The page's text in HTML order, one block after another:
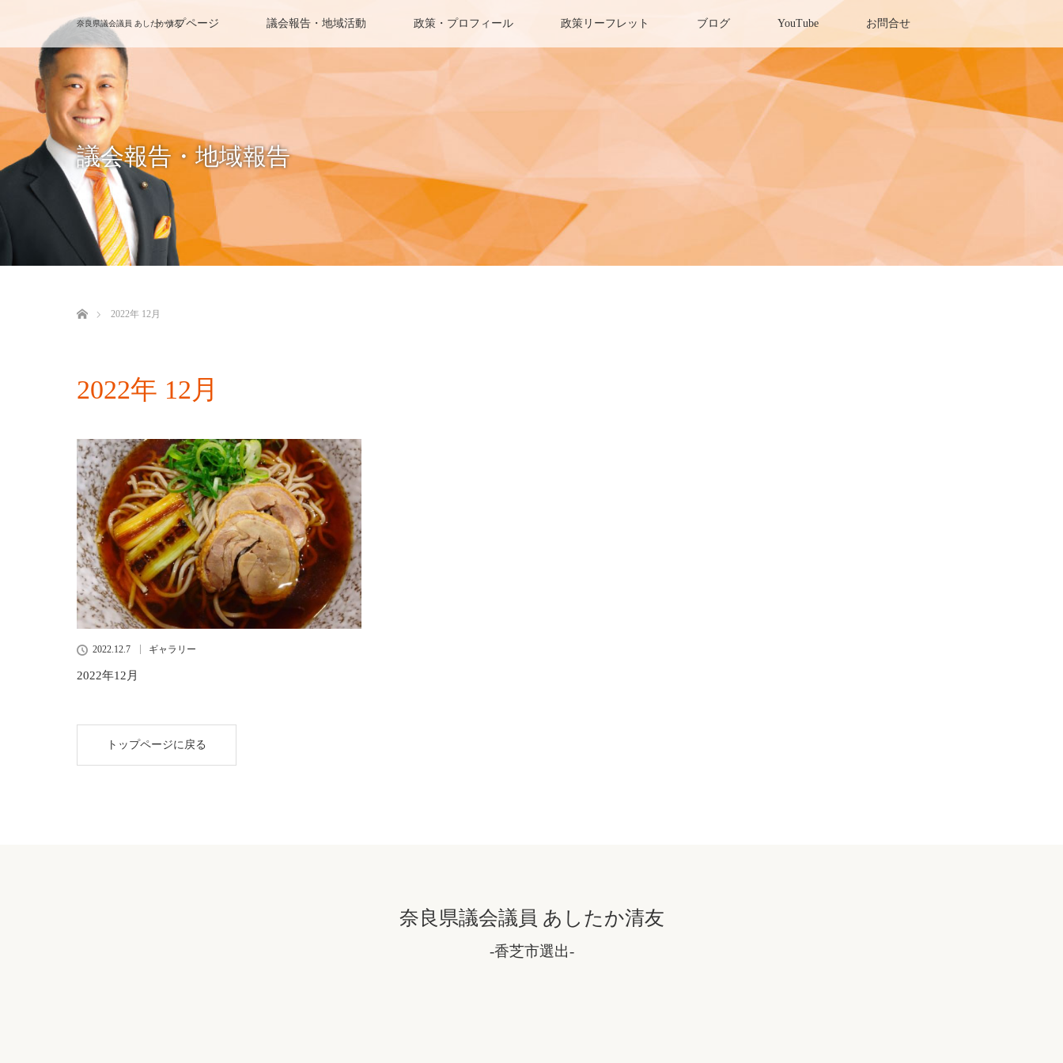
奈良県議会議員 あしたか清友トップページ 議会報告・地域活動 政策・プロフィール 政策リーフレット ブログ YouTube お問合せ
議会報告・地域報告
2022年 12月
2022年 12月
2022.12.7 ギャラリー
2022年12月
トップページに戻る
奈良県議会議員 あしたか清友
-香芝市選出-